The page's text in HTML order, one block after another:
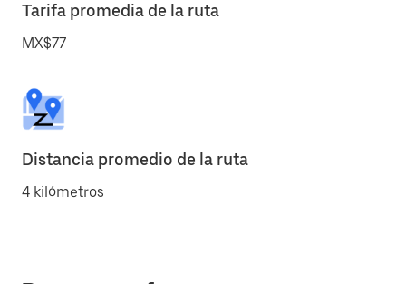
Tarifa promedia de la ruta
MX$77
Distancia promedio de la ruta
4 kilómetros